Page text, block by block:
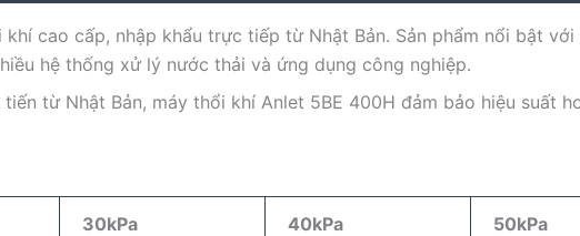
cao cấp, nhập khẩu trực tiếp từ Nhật Bản. Sản phẩm nổi bật
hệ thống xử lý nước thải và ứng dụng công nghiệp.
từ Nhật Bản, máy thổi khí Anlet 5BE 400H đảm bảo hiệu suất
30kPa 40kPa 50kPa